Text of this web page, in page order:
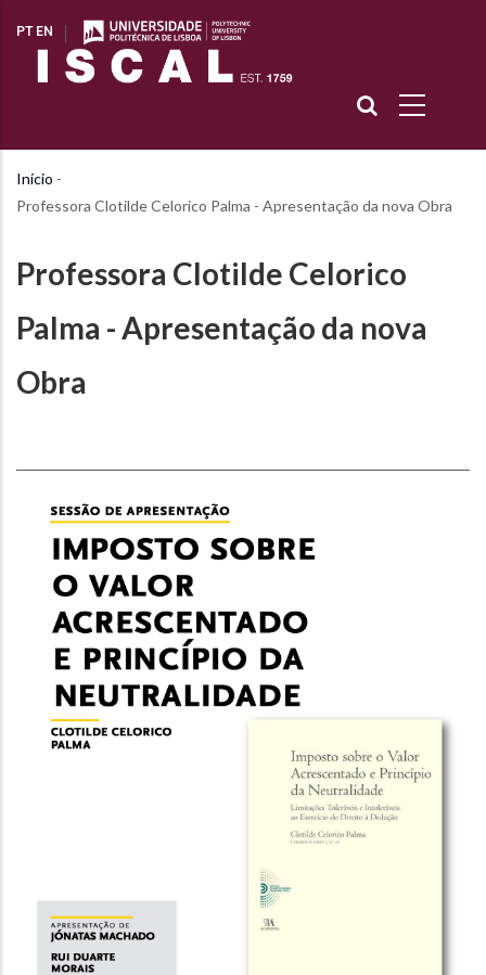
para
PT EN
Professora Clotilde Celorico
Palma - Apresentação da nova
Obra
Navegação
Início -
Professora Clotilde Celorico Palma - Apresentação da nova Obra